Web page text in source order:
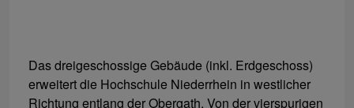
Das dreigeschossige Gebäude (inkl. Erdgeschoss)
erweitert die Hochschule Niederrhein in westlicher
Richtung entlang der Obergath. Von der vierspurigen